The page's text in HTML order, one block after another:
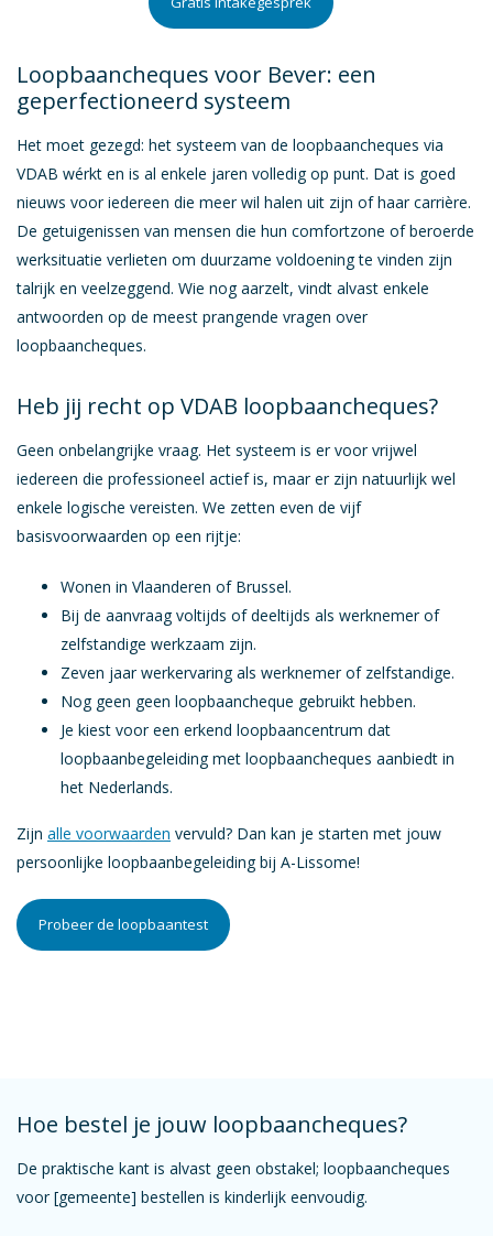
Loopbaanbegeleiding voor mensen met autisme of ASS
Duurzame inzetbaarheid
Coaching
Outplacement
Terug Naar Werk
Training
Webinars
HR-beleid en advies
Employee assistance program
Loopbaanplatform
Coaches
Blog
VDAB Loopbaancheque
Werkbaarheidscheque
Gratis testen
Over A-Lissome
Jobs
Pers
Loopbaancheques voor Bever: een
geperfectioneerd systeem
Het moet gezegd: het systeem van de loopbaancheques via
VDAB wérkt en is al enkele jaren volledig op punt. Dat is goed
nieuws voor iedereen die meer wil halen uit zijn of haar carrière.
De getuigenissen van mensen die hun comfortzone of beroerde
werksituatie verlieten om duurzame voldoening te vinden zijn
talrijk en veelzeggend. Wie nog aarzelt, vindt alvast enkele
antwoorden op de meest prangende vragen over
loopbaancheques.
Heb jij recht op VDAB loopbaancheques?
Geen onbelangrijke vraag. Het systeem is er voor vrijwel
iedereen die professioneel actief is, maar er zijn natuurlijk wel
enkele logische vereisten. We zetten even de vijf
basisvoorwaarden op een rijtje:
Wonen in Vlaanderen of Brussel.
Bij de aanvraag voltijds of deeltijds als werknemer of
zelfstandige werkzaam zijn.
Zeven jaar werkervaring als werknemer of zelfstandige.
Nog geen geen loopbaancheque gebruikt hebben.
Je kiest voor een erkend loopbaancentrum dat
loopbaanbegeleiding met loopbaancheques aanbiedt in
het Nederlands.
Zijn alle voorwaarden vervuld? Dan kan je starten met jouw
persoonlijke loopbaanbegeleiding bij A-Lissome!
Probeer de loopbaantest
Hoe bestel je jouw loopbaancheques?
De praktische kant is alvast geen obstakel; loopbaancheques
voor [gemeente] bestellen is kinderlijk eenvoudig.